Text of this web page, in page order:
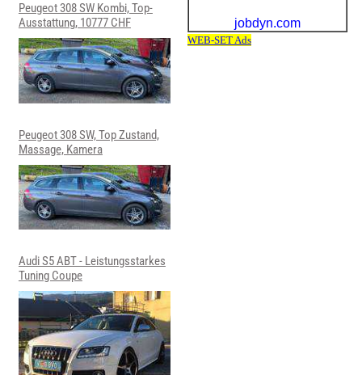
Peugeot 308 SW Kombi, Top-
Ausstattung, 10777 CHF
Peugeot 308 SW, Top Zustand,
Massage, Kamera
Audi S5 ABT - Leistungsstarkes
Tuning Coupe